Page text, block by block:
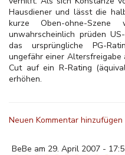
Hausdiener und lässt die
kurze Oben-ohne-
unwahrscheinlich prüden
das ursprüngliche PG-
ungefähr einer Altersfreigabe
Cut auf ein R-Rating
erhöhen.
Neuen Kommentar hinzufügen
BeBe am 29. April 2007 -